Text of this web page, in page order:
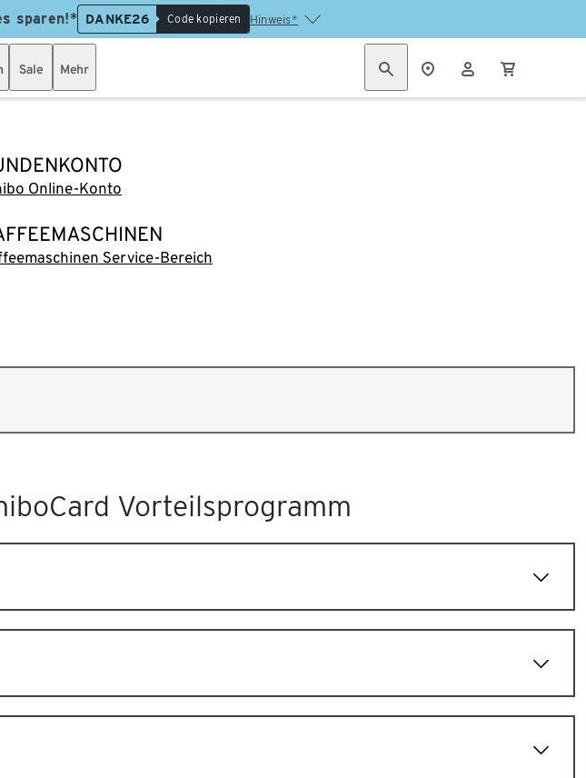
sparen!* DANKE26 Code kopieren Hinweis*
Sale Mehr
Online-Konto
Service-Bereich
Vorteilsprogramm